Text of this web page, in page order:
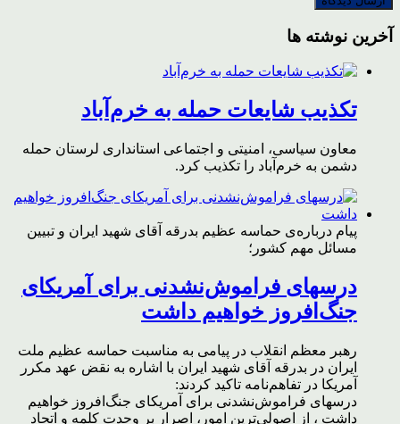
آخرین نوشته ها
تکذیب شایعات حمله به خرم‌آباد
معاون سیاسی، امنیتی و اجتماعی استانداری لرستان حمله
دشمن به خرم‌آباد را تکذیب کرد.
پیام درباره‌ی حماسه عظیم بدرقه آقای شهید ایران و تبیین
مسائل مهم کشور؛
درسهای فراموش‌نشدنی برای آمریکای
جنگ‌افروز خواهیم داشت
رهبر معظم انقلاب در پیامی به مناسبت حماسه عظیم ملت
ایران در بدرقه آقای شهید ایران با اشاره به نقض عهد مکرر
آمریکا در تفاهم‌نامه تاکید کردند:
درسهای فراموش‌نشدنی برای آمریکای جنگ‌افروز خواهیم
داشت ، از اصولی‌ترین امور، اصرار بر وحدت کلمه و اتحاد